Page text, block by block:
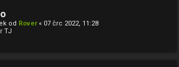
od Rover« 07 črc 2022, 11:28
TJ